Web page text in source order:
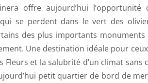
offre aujourd’hui
se perdent dans le vert des
des plus importants monuments
Une destination idéale pour
Fleurs et la salubrité d’un climat sans
petit quartier de bord de